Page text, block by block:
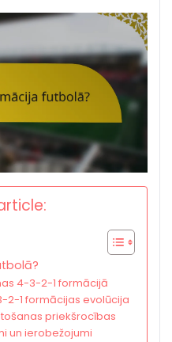
4-3-2-1 formācijā
2-1 formācijas evolūcija
priekšrocības
un ierobežojumi